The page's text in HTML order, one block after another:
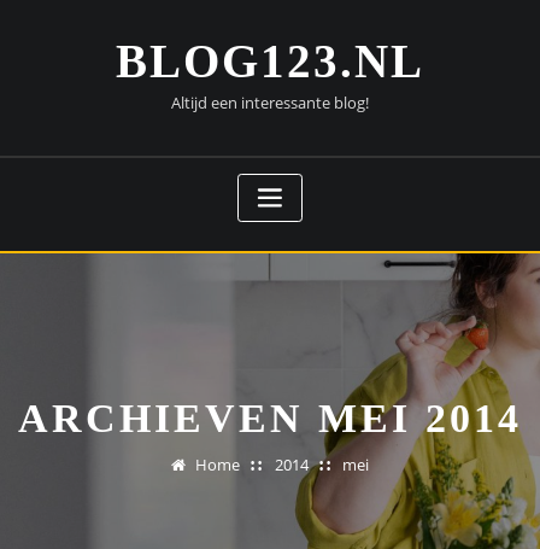
BLOG123.NL
Altijd een interessante blog!
ARCHIEVEN MEI 2014
Home 2014 mei